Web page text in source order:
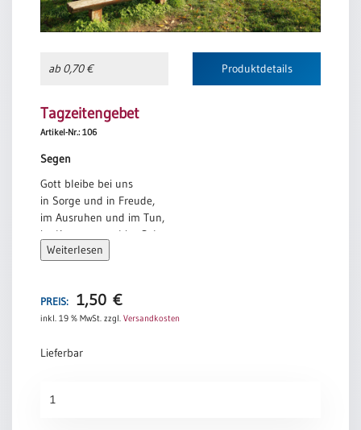
ab 0,70 € Produktdetails
Tagzeitengebet
Artikel-Nr.: 106
Segen
Gott bleibe bei uns
in Sorge und in Freude,
im Ausruhen und im Tun,
im Kommen und im Gehen.
Gott segne uns auf dem Weg,
Weiterlesen
PREIS: 1,50 €
inkl. 19 % MwSt. zzgl. Versandkosten
Lieferbar
Menge